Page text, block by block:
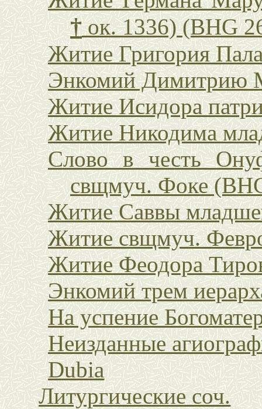
†ок. 1336) (BHG
Житие Григория
Энкомий Димитрию
Житие Исидора
Житие Никодима
Слово в честь
свщмуч. Фоке
Житие Саввы
Житие свщмуч.
Житие Феодора
Энкомий трем
На успение
Неизданные
Dubia
Литургические соч.